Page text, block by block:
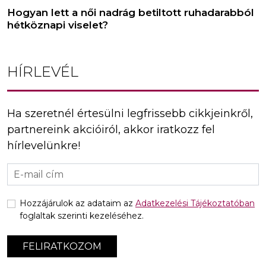
Hogyan lett a női nadrág betiltott ruhadarabból
hétköznapi viselet?
HÍRLEVÉL
Ha szeretnél értesülni legfrissebb cikkjeinkről,
partnereink akcióiról, akkor iratkozz fel
hírlevelünkre!
FELIRATKOZOM
Hozzájárulok az adataim az Adatkezelési Tájékoztatóban
foglaltak szerinti kezeléséhez.